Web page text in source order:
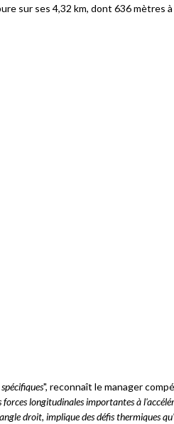
sur ses 4,32 km, dont 636 mètres
", reconnaît le manager
forces longitudinales importantes à
droit, implique des défis thermiques